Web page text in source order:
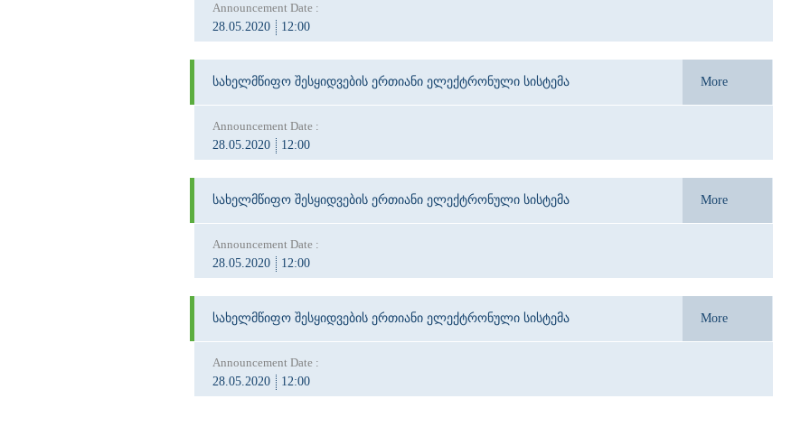
Announcement Date :
28.05.2020
12:00
სახელმწიფო შესყიდვების ერთიანი ელექტრონული სისტემა More
Announcement Date :
28.05.2020
12:00
სახელმწიფო შესყიდვების ერთიანი ელექტრონული სისტემა More
Announcement Date :
28.05.2020
12:00
სახელმწიფო შესყიდვების ერთიანი ელექტრონული სისტემა More
Announcement Date :
28.05.2020
12:00